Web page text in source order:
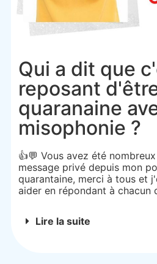
Qui a dit que
reposant
quaranaine
misophonie ?
👍💬 Vous avez été
message privé depuis mon
quarantaine, merci à tous et
aider en répondant à chacun
Lire la suite